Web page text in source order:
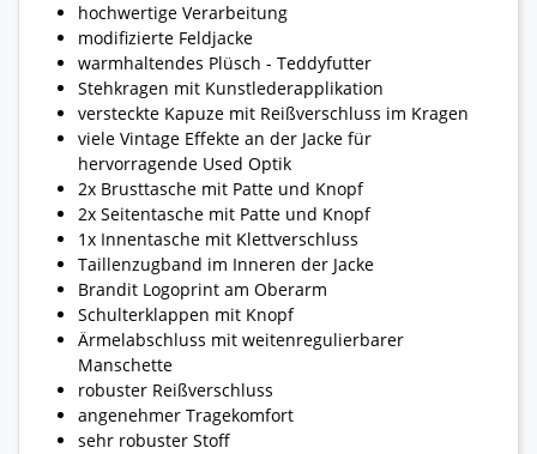
hochwertige Verarbeitung
modifizierte Feldjacke
warmhaltendes Plüsch - Teddyfutter
Stehkragen mit Kunstlederapplikation
versteckte Kapuze mit Reißverschluss im Kragen
viele Vintage Effekte an der Jacke für
hervorragende Used Optik
2x Brusttasche mit Patte und Knopf
2x Seitentasche mit Patte und Knopf
1x Innentasche mit Klettverschluss
Taillenzugband im Inneren der Jacke
Brandit Logoprint am Oberarm
Schulterklappen mit Knopf
Ärmelabschluss mit weitenregulierbarer
Manschette
robuster Reißverschluss
angenehmer Tragekomfort
sehr robuster Stoff